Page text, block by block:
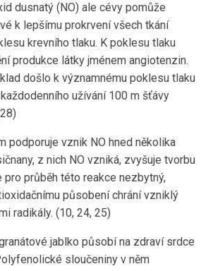
dusnatý (NO) ale cévy pomůže
k lepšímu prokrvení všech tkání
krevního tlaku. K poklesu tlaku
produkce látky jménem angiotenzin.
došlo k významnému poklesu tlaku
užívání 100 m šťávy
podporuje vznik NO hned několika
z nich NO vzniká, zvyšuje tvorbu
pro průběh této reakce nezbytný,
působení chrání vzniklý
radikály. (10, 24, 25)
jablko působí na zdraví srdce
sloučeniny v něm